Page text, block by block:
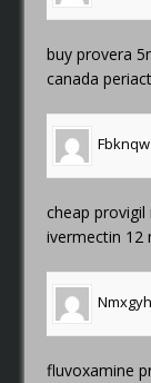
buy provera
canada
Fbknqw
cheap provigil
ivermectin 12
Nmxgyh
fluvoxamine